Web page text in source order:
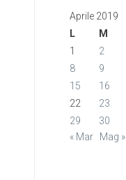
Aprile 2019
L
M
1
2
8
9
15
16
22
23
29
30
« Mar
Mag »